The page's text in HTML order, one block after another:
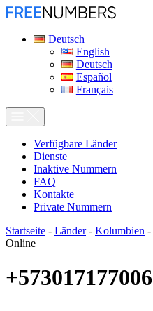
Deutsch
English
Deutsch
Español
Français
Verfügbare Länder
Dienste
Inaktive Nummern
FAQ
Kontakte
Private Nummern
Startseite - Länder- Kolumbien -
Online
+573017177006